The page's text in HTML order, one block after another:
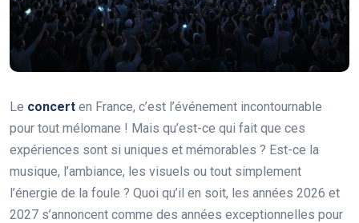
Le concert en France, c’est l’événement incontournable
pour tout mélomane ! Mais qu’est-ce qui fait que ces
expériences sont si uniques et mémorables ? Est-ce la
musique, l’ambiance, les visuels ou tout simplement
l’énergie de la foule ? Quoi qu’il en soit, les années 2026 et
2027 s’annoncent comme des années exceptionnelles pour